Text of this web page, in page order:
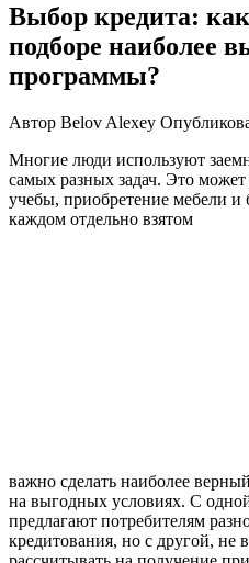
Выбор кредита:
подборе наиболее
программы?
Автор Belov Alexey
Многие люди используют
самых разных задач. Это
учебы, приобретение мебели
каждом отдельно взятом
важно сделать наиболее
на выгодных условиях. С
предлагают потребителям
кредитования, но с другой, не